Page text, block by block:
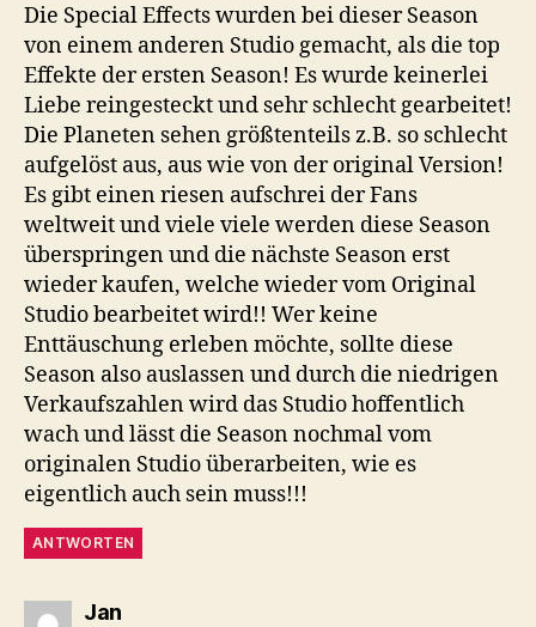
Die Special Effects wurden bei dieser Season
von einem anderen Studio gemacht, als die top
Effekte der ersten Season! Es wurde keinerlei
Liebe reingesteckt und sehr schlecht gearbeitet!
Die Planeten sehen größtenteils z.B. so schlecht
aufgelöst aus, aus wie von der original Version!
Es gibt einen riesen aufschrei der Fans
weltweit und viele viele werden diese Season
überspringen und die nächste Season erst
wieder kaufen, welche wieder vom Original
Studio bearbeitet wird!! Wer keine
Enttäuschung erleben möchte, sollte diese
Season also auslassen und durch die niedrigen
Verkaufszahlen wird das Studio hoffentlich
wach und lässt die Season nochmal vom
originalen Studio überarbeiten, wie es
eigentlich auch sein muss!!!
ANTWORTEN
Jansagt: